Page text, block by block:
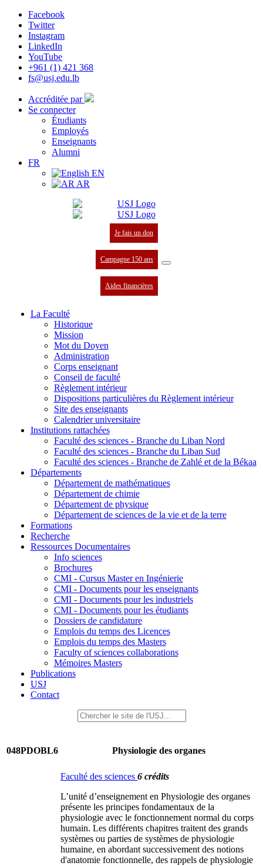
Facebook
Twitter
Instagram
LinkedIn
YouTube
+961 (1) 421 368
fs@usj.edu.lb
Accréditée par
Se connecter
Étudiants
Employés
Enseignants
Alumni
FR
EN
AR
Je fais un don
Campagne 150 ans
Aides financières
La Faculté
Historique
Mission
Mot du Doyen
Administration
Corps enseignant
Conseil de faculté
Règlement intérieur
Dispositions particulières du Règlement intérieur
Site des enseignants
Calendrier universitaire
Institutions rattachées
Faculté des sciences - Branche du Liban Nord
Faculté des sciences - Branche du Liban Sud
Faculté des sciences - Branche de Zahlé et de la Békaa
Départements
Département de mathématiques
Département de chimie
Département de physique
Département de sciences de la vie et de la terre
Formations
Recherche
Ressources Documentaires
Info sciences
Brochures
CMI - Cursus Master en Ingénierie
CMI - Documents pour les enseignants
CMI - Documents pour les industriels
CMI - Documents pour les étudiants
Dossiers de candidature
Emplois du temps des Licences
Emplois du temps des Masters
Faculty of sciences collaborations
Mémoires Masters
Publications
USJ
Contact
048PDOBL6 Physiologie des organes
Faculté des sciences 6 crédits
L’unité d’enseignement en Physiologie des organes
présente les principes fondamentaux de la
physiologie avec le fonctionnement normal du corps
humain. Les différents chapitres traitent des grands
systèmes ou parties de systèmes de physiologie
humaine, en abordant successivement des notions
d'anatomie fonctionnelle, des rappels de physiologie